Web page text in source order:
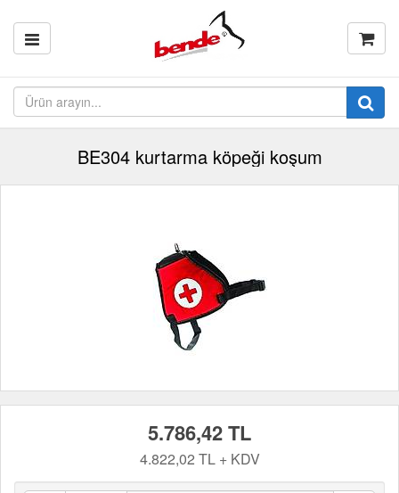
BE304 kurtarma köpeği koşum
5.786,42 TL
4.822,02 TL + KDV